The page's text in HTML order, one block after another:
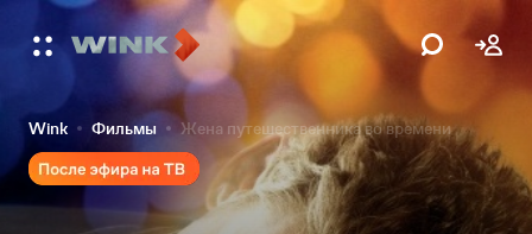
Wink Фильмы Жена путешественника во времени